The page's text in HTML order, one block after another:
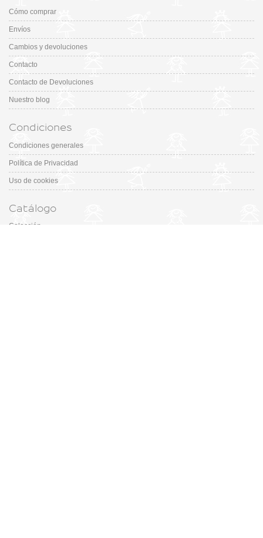
Cómo comprar
Envíos
Cambios y devoluciones
Contacto
Contacto de Devoluciones
Nuestro blog
Condiciones
Condiciones generales
Política de Privacidad
Uso de cookies
Catálogo
Colección